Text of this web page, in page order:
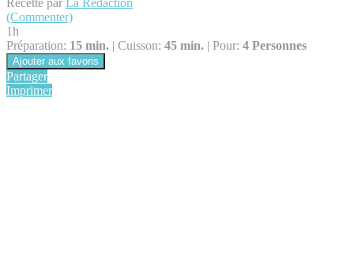
(Commenter)
1h
Préparation: 15 min. | Cuisson: 45 min. | Pour: 4 Personnes
Ajouter aux favoris
Partager
Imprimer